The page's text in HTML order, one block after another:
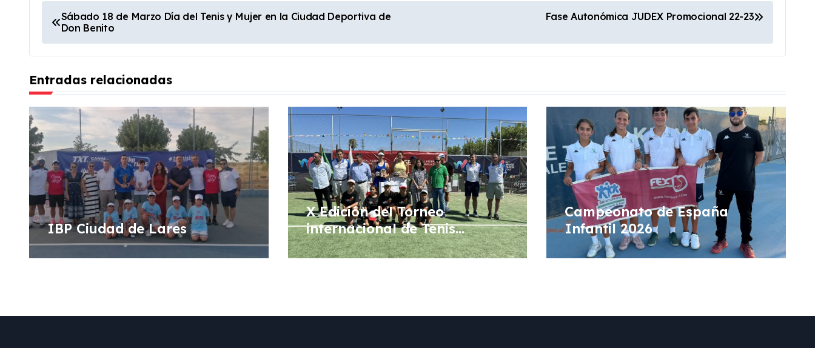
N
a
v
e
g
a
c
i
ó
n
d
e
Sábado 18 de Marzo Día del Tenis y Mujer en la Ciudad Deportiva de
Don Benito
Fase Autonómica JUDEX Promocional 22-23
Entradas relacionadas
IBP Ciudad de Lares
X Edición del Torneo
internacional de Tenis
Femenino WTA “Ciudad de
Don Benito”
Campeonato de España
Infantil 2026